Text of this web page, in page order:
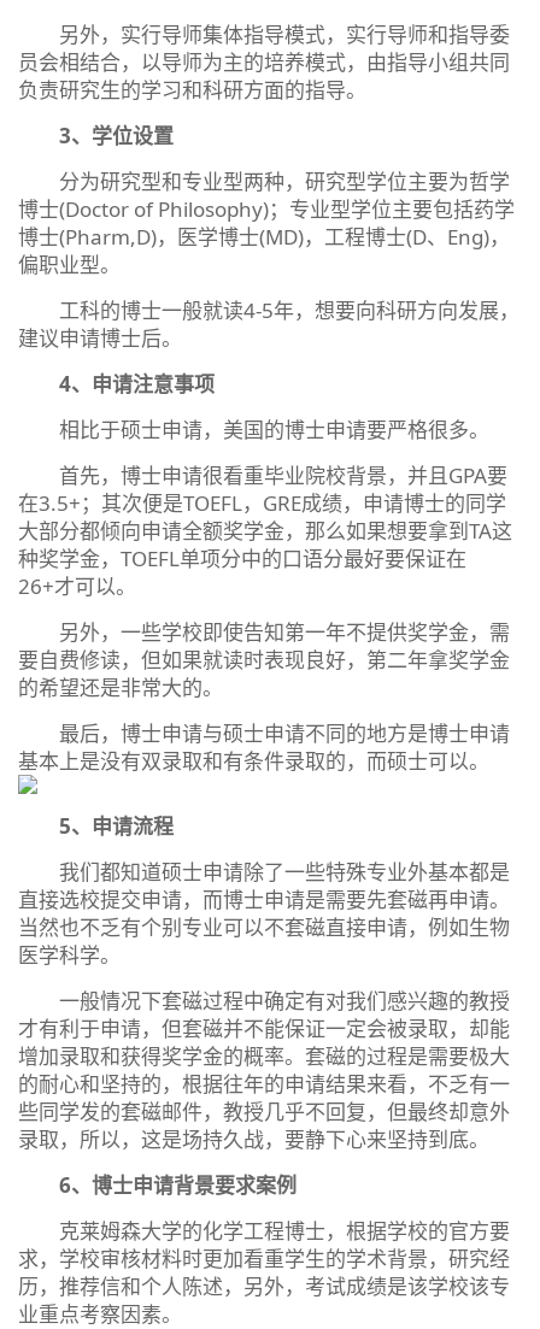
另外，实行导师集体指导模式，实行导师和指导委
员会相结合，以导师为主的培养模式，由指导小组共同
负责研究生的学习和科研方面的指导。
3、学位设置
分为研究型和专业型两种，研究型学位主要为哲学
博士(Doctor of Philosophy)；专业型学位主要包括药学
博士(Pharm,D)，医学博士(MD)，工程博士(D、Eng)，
偏职业型。
工科的博士一般就读4-5年，想要向科研方向发展，
建议申请博士后。
4、申请注意事项
相比于硕士申请，美国的博士申请要严格很多。
首先，博士申请很看重毕业院校背景，并且GPA要
在3.5+；其次便是TOEFL，GRE成绩，申请博士的同学
大部分都倾向申请全额奖学金，那么如果想要拿到TA这
种奖学金，TOEFL单项分中的口语分最好要保证在
26+才可以。
另外，一些学校即使告知第一年不提供奖学金，需
要自费修读，但如果就读时表现良好，第二年拿奖学金
的希望还是非常大的。
最后，博士申请与硕士申请不同的地方是博士申请
基本上是没有双录取和有条件录取的，而硕士可以。
5、申请流程
我们都知道硕士申请除了一些特殊专业外基本都是
直接选校提交申请，而博士申请是需要先套磁再申请。
当然也不乏有个别专业可以不套磁直接申请，例如生物
医学科学。
一般情况下套磁过程中确定有对我们感兴趣的教授
才有利于申请，但套磁并不能保证一定会被录取，却能
增加录取和获得奖学金的概率。套磁的过程是需要极大
的耐心和坚持的，根据往年的申请结果来看，不乏有一
些同学发的套磁邮件，教授几乎不回复，但最终却意外
录取，所以，这是场持久战，要静下心来坚持到底。
6、博士申请背景要求案例
克莱姆森大学的化学工程博士，根据学校的官方要
求，学校审核材料时更加看重学生的学术背景，研究经
历，推荐信和个人陈述，另外，考试成绩是该学校该专
业重点考察因素。